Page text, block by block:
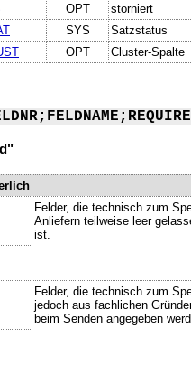
OPT
storniert
SYS
Satzstatus
OPT Cluster-Spalte
Felder, die technisch zum
Anliefern teilweise leer
ist.
Felder, die technisch zum
jedoch aus fachlichen
beim Senden angegeben